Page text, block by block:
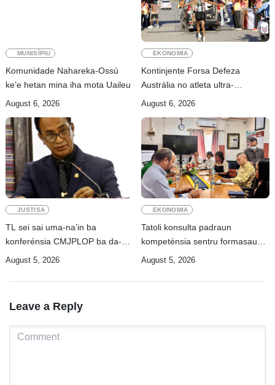
MUNISÍPIU
Komunidade Nahareka-Ossú
ke’e hetan mina iha mota Uaileu
August 6, 2026
EKONOMIA
Kontinjente Forsa Defeza
Austrália no atleta ultra-
maratona Jacqui Bell partisipa
August 6, 2026
JUSTISA
TL sei sai uma-na’in ba
konferénsia CMJPLOP ba da-
XIX
August 5, 2026
EKONOMIA
Tatoli konsulta padraun
kompeténsia sentru formasaun
ho INDIMO
August 5, 2026
Leave a Reply